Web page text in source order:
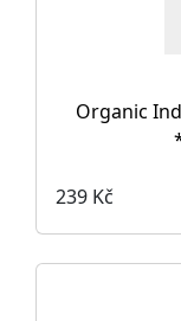
Organic
239 Kč